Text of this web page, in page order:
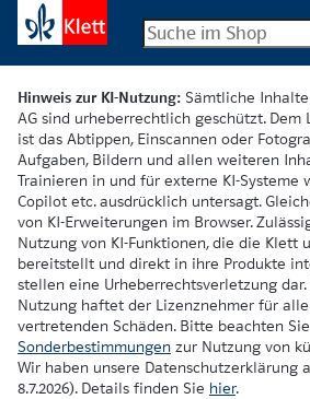
Hinweis zur KI-Nutzung: Sämtliche
AG sind urheberrechtlich geschützt. Dem
ist das Abtippen, Einscannen oder
Aufgaben, Bildern und allen weiteren
Trainieren in und für externe KI-Systeme
Copilot etc. ausdrücklich untersagt.
von KI-Erweiterungen im Browser.
Nutzung von KI-Funktionen, die die Klett
bereitstellt und direkt in ihre Produkte
stellen eine Urheberrechtsverletzung
Nutzung haftet der Lizenznehmer für
vertretenden Schäden. Bitte beachten
Sonderbestimmungen zur Nutzung von
Wir haben unsere Datenschutzerklärung
8.7.2026). Details finden Sie hier.